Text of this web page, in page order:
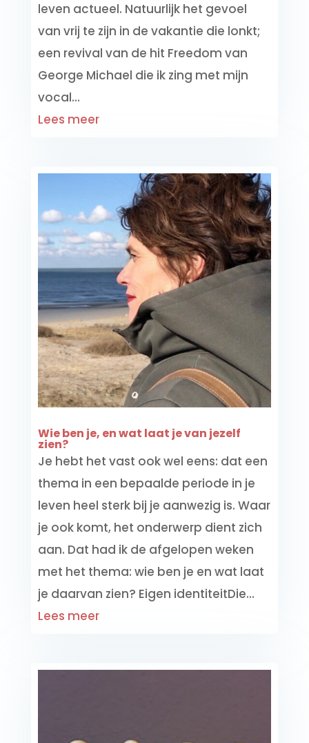
leven actueel. Natuurlijk het gevoel
van vrij te zijn in de vakantie die lonkt;
een revival van de hit Freedom van
George Michael die ik zing met mijn
vocal...
Lees meer
Wie ben je, en wat laat je van jezelf
zien?
Je hebt het vast ook wel eens: dat een
thema in een bepaalde periode in je
leven heel sterk bij je aanwezig is. Waar
je ook komt, het onderwerp dient zich
aan. Dat had ik de afgelopen weken
met het thema: wie ben je en wat laat
je daarvan zien? Eigen identiteitDie...
Lees meer